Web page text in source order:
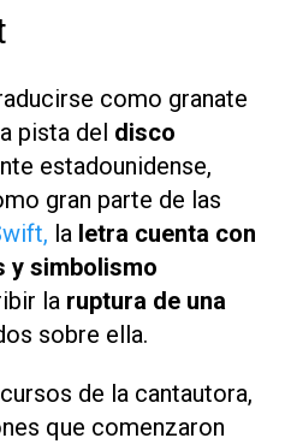
como granate
pista del disco
estadounidense,
gran parte de las
la letra cuenta con
y simbolismo
la ruptura de una
sobre ella.
de la cantautora,
que comenzaron